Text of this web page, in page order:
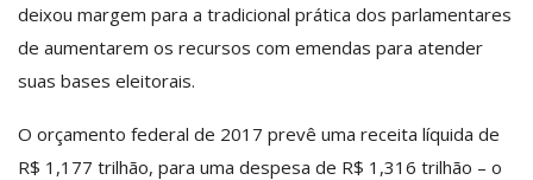
deixou margem para a tradicional prática dos parlamentares
de aumentarem os recursos com emendas para atender
suas bases eleitorais.
O orçamento federal de 2017 prevê uma receita líquida de
R$ 1,177 trilhão, para uma despesa de R$ 1,316 trilhão – o